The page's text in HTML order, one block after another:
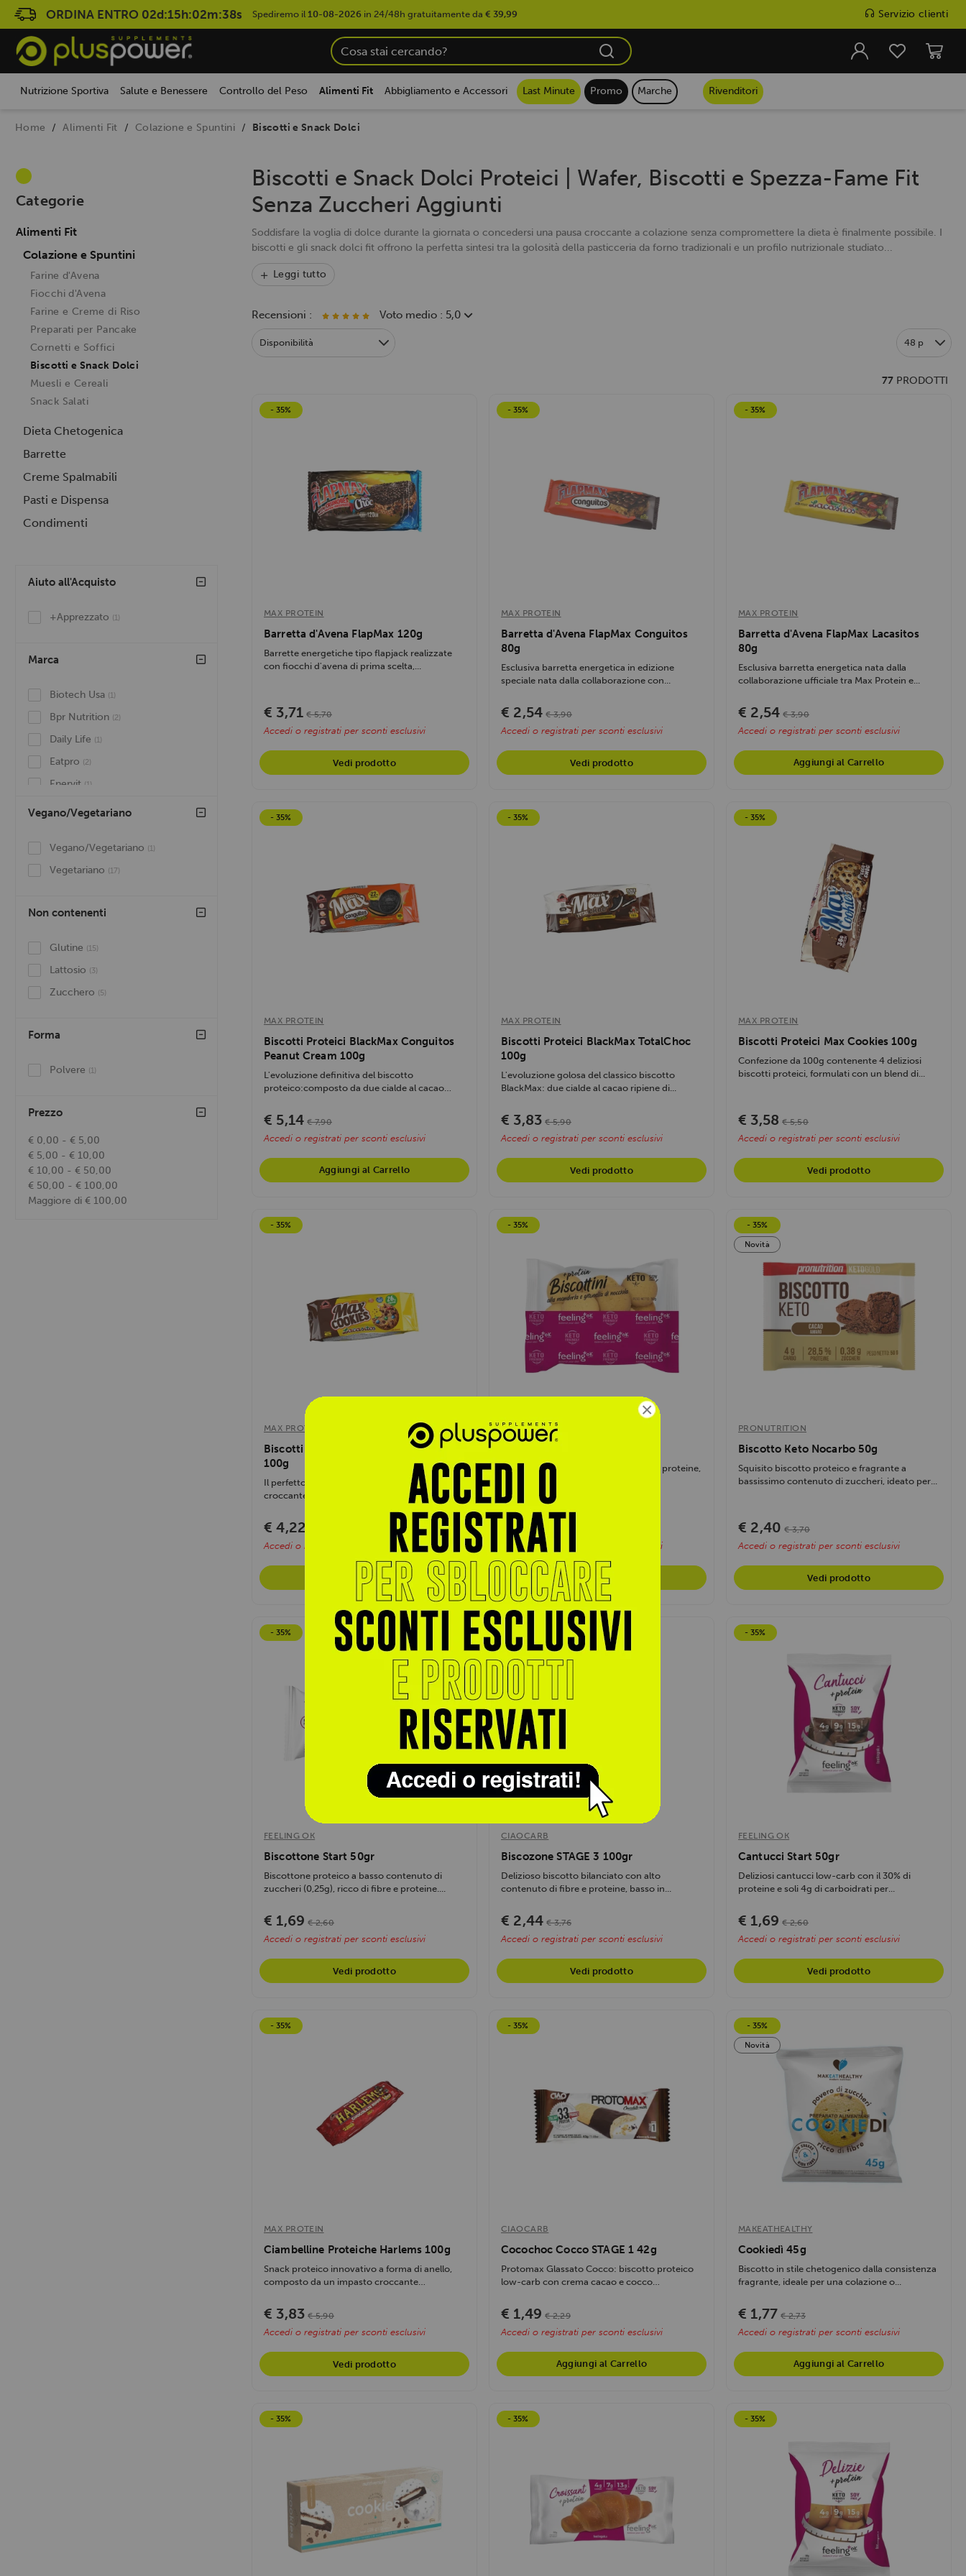
×
ORDINA ENTRO 02d:15h:02m:37s Spediremo il 10-08-2026 in 24/48h gratuitamente da € 39,99 Servizio clienti
Nutrizione Sportiva Salute e Benessere Controllo del Peso Alimenti Fit Abbigliamento e Accessori Last Minute Promo Marche Rivenditori
Home Alimenti Fit Colazione e Spuntini Biscotti e Snack Dolci
Categorie
Alimenti Fit
Colazione e Spuntini
Farine d'Avena
Fiocchi d'Avena
Farine e Creme di Riso
Preparati per Pancake
Cornetti e Soffici
Biscotti e Snack Dolci
Muesli e Cereali
Snack Salati
Dieta Chetogenica
Barrette
Creme Spalmabili
Pasti e Dispensa
Condimenti
Aiuto all'Acquisto
+Apprezzato (1)
Marca
Biotech Usa (1)
Bpr Nutrition (2)
Daily Life (1)
Eatpro (2)
Enervit (1)
Enervit Enerzona
Feeling Ok(13)
Pronutrition (1)
Sportyfood(3)
Max Protein
Weider®
RTP Rock The Protein
Vegano/Vegetariano
Vegano/Vegetariano (1)
Vegetariano (17)
Non contenenti
Glutine (15)
Lattosio (3)
Zucchero (5)
Forma
Polvere (1)
Prezzo
€ 0,00 - € 5,00
€ 5,00 - € 10,00
€ 10,00 - € 50,00
€ 50,00 - € 100,00
Maggiore di € 100,00
Biscotti e Snack Dolci Proteici | Wafer, Biscotti e Spezza-Fame Fit
Senza Zuccheri Aggiunti
Soddisfare la voglia di dolce durante la giornata o concedersi una pausa croccante a colazione senza compromettere la dieta è finalmente possibile. I
biscotti e gli snack dolci fit offrono la perfetta sintesi tra la golosità della pasticceria da forno tradizionali e un profilo nutrizionale studiato...
Leggi tutto
Recensioni : Voto medio : 5,0
Disponibilità 48 p
77 PRODOTTI
- 35%
MAX PROTEIN
Barretta d'Avena FlapMax 120g
Barrette energetiche tipo flapjack realizzate
con fiocchi d'avena di prima scelta,...
€ 3,71 € 5,70
Accedi o registrati per sconti esclusivi
Vedi prodotto
- 35%
MAX PROTEIN
Barretta d'Avena FlapMax Conguitos
80g
Esclusiva barretta energetica in edizione
speciale nata dalla collaborazione con...
€ 2,54 € 3,90
Accedi o registrati per sconti esclusivi
Vedi prodotto
- 35%
MAX PROTEIN
Barretta d'Avena FlapMax Lacasitos
80g
Esclusiva barretta energetica nata dalla
collaborazione ufficiale tra Max Protein e...
€ 2,54 € 3,90
Accedi o registrati per sconti esclusivi
Aggiungi al Carrello
- 35%
MAX PROTEIN
Biscotti Proteici BlackMax Conguitos
Peanut Cream 100g
L'evoluzione definitiva del biscotto
proteico:composto da due cialde al cacao
€ 5,14 € 7,90
Accedi o registrati per sconti esclusivi
Aggiungi al Carrello
- 35%
MAX PROTEIN
Biscotti Proteici BlackMax TotalChoc
100g
L'evoluzione golosa del classico biscotto
BlackMax: due cialde al cacao ripiene di...
€ 3,83 € 5,90
Accedi o registrati per sconti esclusivi
Vedi prodotto
- 35%
MAX PROTEIN
Biscotti Proteici Max Cookies 100g
Confezione da 100g contenente 4 deliziosi
biscotti proteici, formulati con un blend di...
€ 3,58 € 5,50
Accedi o registrati per sconti esclusivi
Vedi prodotto
- 35%
MAX PROTEIN
Biscotti Proteici Max Cookies Lacasitos
100g
Il perfetto biscotto in stile americano,
croccante e proteico, arricchito da pepite di...
€ 4,22
Accedi o registrati per sconti esclusivi
Aggiungi al Carrello
- 35%
FEELING OK
Biscottini proteici da 50g, con 40% di proteine,
€ 1,82 € 2,80
Accedi o registrati per sconti esclusivi
Vedi prodotto
- 35%
Novità
PRONUTRITION
Biscotto Keto Nocarbo 50g
Squisito biscotto proteico e fragrante a
bassissimo contenuto di zuccheri, ideato per...
€ 2,40 € 3,70
Accedi o registrati per sconti esclusivi
Vedi prodotto
- 35%
FEELING OK
Biscottone Start 50gr
Biscottone proteico a basso contenuto di
zuccheri (0,25g), ricco di fibre e proteine....
€ 1,69 € 2,60
Accedi o registrati per sconti esclusivi
Vedi prodotto
CIAOCARB
Biscozone STAGE 3 100gr
Delizioso biscotto bilanciato con alto
contenuto di fibre e proteine, basso in...
€ 2,44 € 3,76
Accedi o registrati per sconti esclusivi
Vedi prodotto
- 35%
FEELING OK
Cantucci Start 50gr
Deliziosi cantucci low-carb con il 30% di
proteine e soli 4g di carboidrati per...
€ 1,69 € 2,60
Accedi o registrati per sconti esclusivi
Vedi prodotto
- 35%
MAX PROTEIN
Ciambelline Proteiche Harlems 100g
Snack proteico innovativo a forma di anello,
composto da un impasto croccante
€ 3,83 € 5,90
Accedi o registrati per sconti esclusivi
Vedi prodotto
- 35%
CIAOCARB
Cocochoc Cocco STAGE 1 42g
Protomax Glassato Cocco: biscotto proteico
low-carb con crema cacao e cocco
€ 1,49 € 2,29
Accedi o registrati per sconti esclusivi
Aggiungi al Carrello
- 35%
Novità
MAKEATHEALTHY
Cookiedì 45g
Biscotto in stile chetogenico dalla consistenza
fragrante, ideale per una colazione o...
€ 1,77 € 2,73
Accedi o registrati per sconti esclusivi
Aggiungi al Carrello
- 35% - 35% - 35%